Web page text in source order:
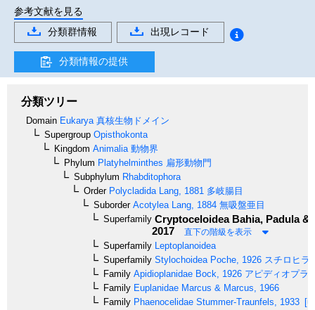
参考文献を見る
分類群情報
出現レコード
分類情報の提供
分類ツリー
Domain Eukarya 真核生物ドメイン
Supergroup Opisthokonta
Kingdom Animalia 動物界
Phylum Platyhelminthes 扁形動物門
Subphylum Rhabditophora
OrderPolycladida Lang, 1881 多岐腸目
SuborderAcotylea Lang, 1884 無吸盤亜目
Superfamily CryptoceloideaBahia, Padula &
2017
直下の階級を表示
Superfamily Leptoplanoidea
Superfamily Stylochoidea Poche, 1926 スチロヒラ
Family Apidioplanidae Bock, 1926 アピディオプラ
Family Euplanidae Marcus & Marcus, 1966
Family Phaenocelidae Stummer-Traunfels, 1933